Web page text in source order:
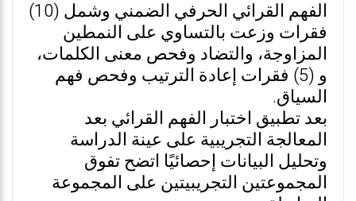
الفهم القرائي الحرفي الضمني وشمل (10)
فقرات وزعت بالتساوي على النمطين
المزاوجة، والتضاد وفحص معنى الكلمات،
و (5) فقرات إعادة الترتيب وفحص فهم
السياق.
بعد تطبيق اختبار الفهم القرائي بعد
المعالجة التجريبية على عينة الدراسة
وتحليل البيانات إحصائيًا اتضح تفوق
المجموعتين التجريبيتين على المجموعة